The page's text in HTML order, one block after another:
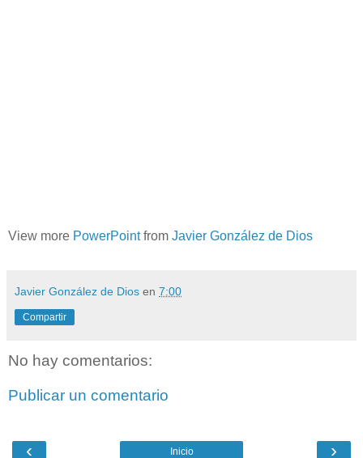
View more PowerPointfrom Javier González de Dios
Javier González de Dios en 7:00
Compartir
No hay comentarios:
Publicar un comentario
‹ ›
Inicio